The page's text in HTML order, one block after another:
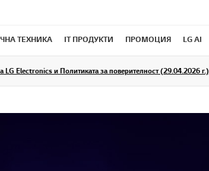
ТЕХНИКА IT ПРОДУКТИ ПРОМОЦИЯ LG AI
LG Electronics и Политиката за поверителност (29.04.2026 г.)